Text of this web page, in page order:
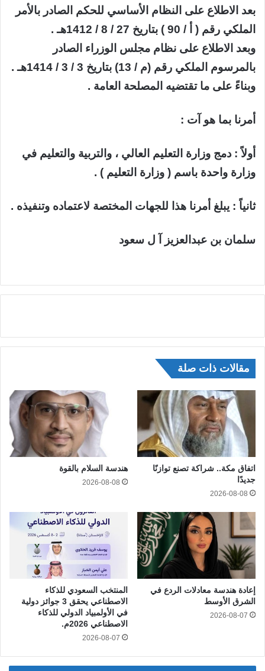
بعد الاطلاع على النظام الأساسي للحكم الصادر بالأمر
الملكي رقم ( أ / 90 ) بتاريخ 27 / 8 / 1412هـ .
وبعد الاطلاع على نظام مجلس الوزراء الصادر
بالمرسوم الملكي رقم (م / 13) بتاريخ 3 / 3 / 1414هـ .
وبناءً على ما تقتضيه المصلحة العامة .
أمرنا بما هو آت :
أولاً : دمج وزارة التعليم العالي ، والتربية والتعليم في
وزارة واحدة باسم ( وزارة التعليم ) .
ثانياً : يبلغ أمرنا هذا للجهات المختصة لاعتماده وتنفيذه .
سلمان بن عبدالعزيز آ ل سعود
مقالات ذات صلة
اتفاق مكة.. شراكة تصنع توازنًا
جديدًا
2026-08-08
هندسة السلام بالقوة
2026-08-08
إعادة هندسة معادلات الردع في
الشرق الأوسط
2026-08-07
المنتخب السعودي للذكاء
الاصطناعي يحقق 3 جوائز دولية
في الأولمبياد الدولي للذكاء
الاصطناعي 2026م.
2026-08-07